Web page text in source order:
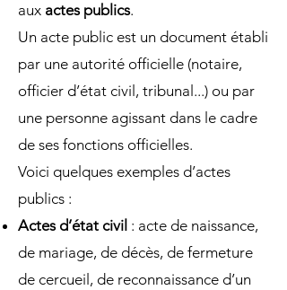
aux actes publics.
Un acte public est un document établi
par une autorité officielle (notaire,
officier d’état civil, tribunal...) ou par
une personne agissant dans le cadre
de ses fonctions officielles.
Voici quelques exemples d’actes
publics :
Actes d’état civil : acte de naissance,
de mariage, de décès, de fermeture
de cercueil, de reconnaissance d’un